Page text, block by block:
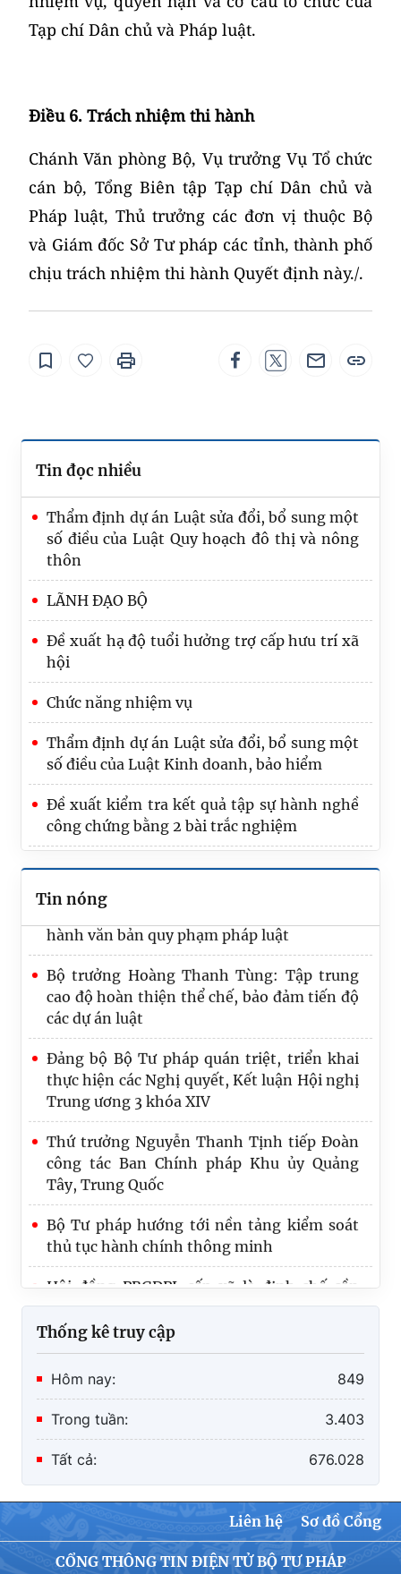
Tạp chí Dân chủ và Pháp luật.
Điều 6. Trách nhiệm thi hành
Chánh Văn phòng Bộ, Vụ trưởng Vụ Tổ chức
cán bộ, Tổng Biên tập Tạp chí Dân chủ và
Pháp luật, Thủ trưởng các đơn vị thuộc Bộ
và Giám đốc Sở Tư pháp các tỉnh, thành phố
chịu trách nhiệm thi hành Quyết định này./.
Tin đọc nhiều
Thẩm định dự án Luật sửa đổi, bổ sung một
số điều của Luật Quy hoạch đô thị và nông
thôn
LÃNH ĐẠO BỘ
Đề xuất hạ độ tuổi hưởng trợ cấp hưu trí xã
hội
Chức năng nhiệm vụ
Thẩm định dự án Luật sửa đổi, bổ sung một
số điều của Luật Kinh doanh, bảo hiểm
Đề xuất kiểm tra kết quả tập sự hành nghề
công chứng bằng 2 bài trắc nghiệm
Tin nóng
Tạo đột phá, nâng cao hiệu quả công tác tổ
chức thi hành pháp luật
Bảo đảm Đề án “Chiến lược hoàn thiện hệ
thống pháp luật Việt Nam trong kỷ nguyên
mới” có tính khả thi, giá trị thực tiễn cao
luật: Hoàn thiện thẩm quyền, nội dung ban
Bộ trưởng Hoàng Thanh Tùng: Tập trung
cao độ hoàn thiện thể chế, bảo đảm tiến độ
các dự án luật
Đảng bộ Bộ Tư pháp quán triệt, triển khai
thực hiện các Nghị quyết, Kết luận Hội nghị
Trung ương 3 khóa XIV
Thứ trưởng Nguyễn Thanh Tịnh tiếp Đoàn
công tác Ban Chính pháp Khu ủy Quảng
Tây, Trung Quốc
Bộ Tư pháp hướng tới nền tảng kiểm soát
thủ tục hành chính thông minh
Hội đồng PBGDPL cấp xã là định chế cần
thiết, nhưng không được làm tăng biên chế
Thống kê truy cập
Hôm nay: 849
Trong tuần: 3.403
Tất cả: 676.028
Liên hệ Sơ đồ Cổng
CỔNG THÔNG TIN ĐIỆN TỬ BỘ TƯ PHÁP